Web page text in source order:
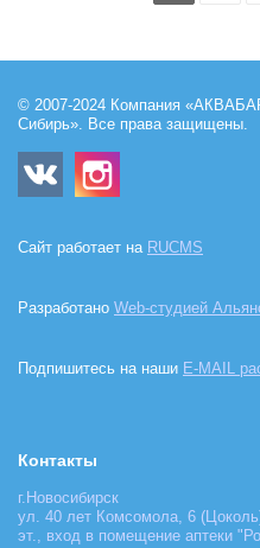
© 2007-2024 Компания
Сибирь». Все права защищены.
Сайт работает на RUCMS
Разработано Web-студией
Подпишитесь на наши E-MAIL
Контакты
г.Новосибирск
ул. 40 лет Комсомола, 6
эт., вход в помещение аптеки